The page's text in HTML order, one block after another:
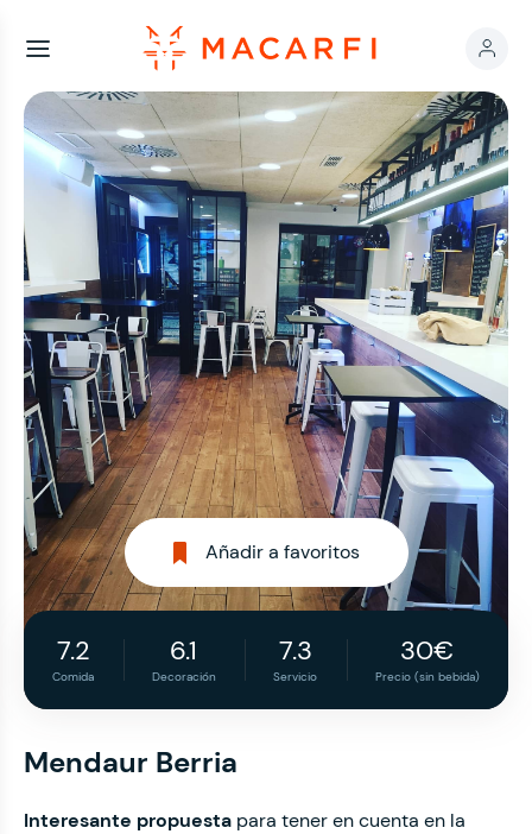
Añadir a favoritos
7.2
Comida
6.1
Decoración
7.3
Servicio
30€
Precio (sin bebida)
Mendaur Berria
Interesante propuesta para tener en cuenta en la